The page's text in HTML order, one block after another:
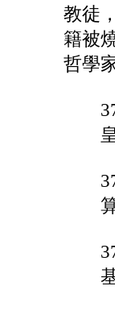
教徒
籍被
哲學
皇
算
基